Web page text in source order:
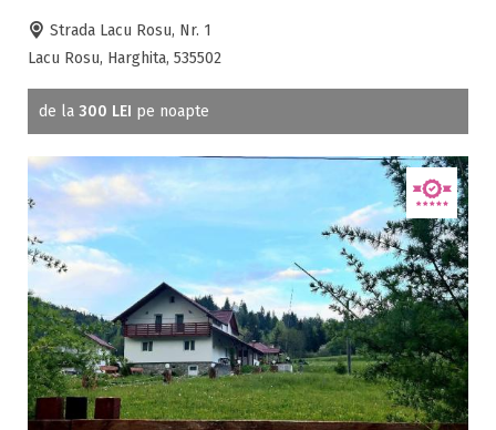
Strada Lacu Rosu, Nr. 1
Lacu Rosu, Harghita, 535502
de la 300 LEI pe noapte